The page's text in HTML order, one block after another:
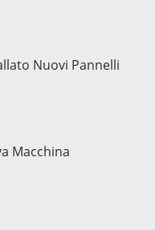
Nuovi Pannelli
Macchina